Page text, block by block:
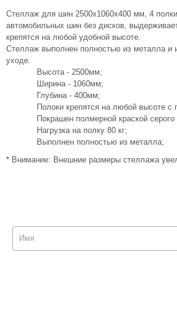
Стеллаж для шин 2500х1060х400 мм, 4
автомобильных шин без дисков,
крепятся на любой удобной высоте.
Стеллаж выполнен полностью из металла и
уходе.
Высота - 2500мм;
Ширина - 1060мм;
Глубина - 400мм;
Полоки крепятся на любой высоте
Покрашен полмерной краской серого
Нагрузка на полку 80 кг;
Выполнен полностью из металла;
* Внимание: Внешние размеры стеллажа